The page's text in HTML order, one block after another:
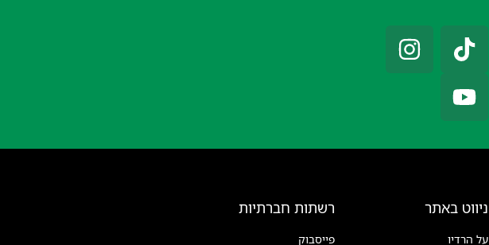
ניווט באתר
על הרדיו
רשתות חברתיות
פייסבוק